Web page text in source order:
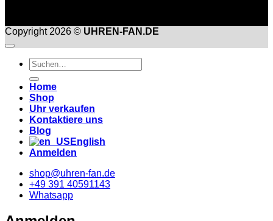
Copyright 2026 © UHREN-FAN.DE
Suche
nach:
Home
Shop
Uhr verkaufen
Kontaktiere uns
Blog
English
Anmelden
shop@uhren-fan.de
+49 391 40591143
Whatsapp